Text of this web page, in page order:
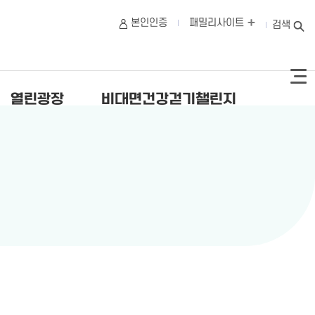
열린광장 비대면건강걷기챌린지
본인인증 패밀리사이트 검색